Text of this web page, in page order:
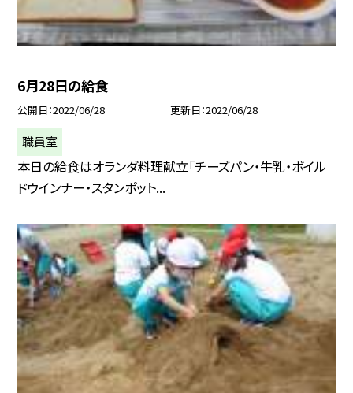
6月28日の給食
公開日 2022/06/28 更新日 2022/06/28
職員室
本日の給食はオランダ料理献立「チーズパン・牛乳・ボイル
ドウインナー・スタンポット...